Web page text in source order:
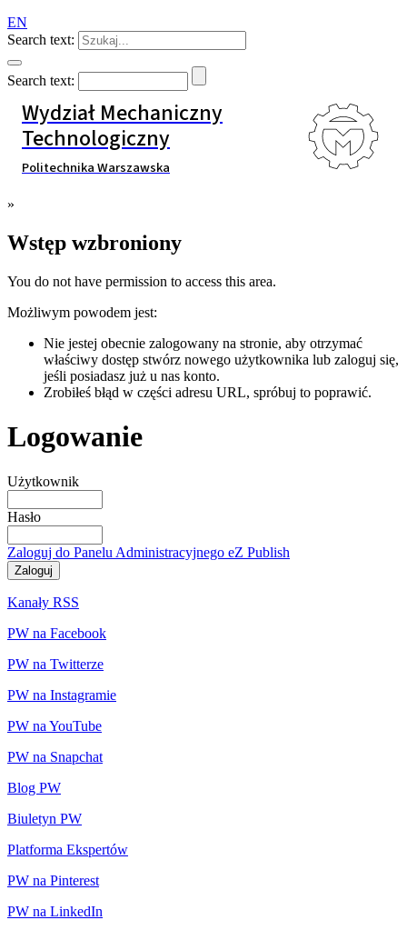
EN
Search text:
Search text:
Wydział Mechaniczny
Technologiczny
Politechnika Warszawska
»
Wstęp wzbroniony
You do not have permission to access this area.
Możliwym powodem jest:
Nie jestej obecnie zalogowany na stronie, aby otrzymać
właściwy dostęp stwórz nowego użytkownika lub zaloguj się,
jeśli posiadasz już u nas konto.
Zrobiłeś błąd w części adresu URL, spróbuj to poprawić.
Logowanie
Użytkownik
Hasło
Zaloguj do Panelu Administracyjnego eZ Publish
Kanały RSS
PW na Facebook
PW na Twitterze
PW na Instagramie
PW na YouTube
PW na Snapchat
Blog PW
Biuletyn PW
Platforma Ekspertów
PW na Pinterest
PW na LinkedIn